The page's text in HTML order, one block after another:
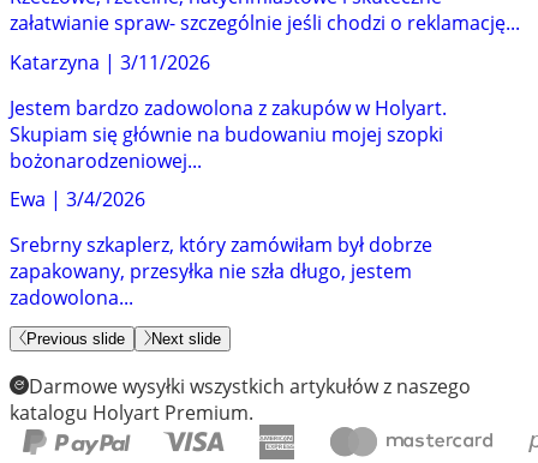
załatwianie spraw- szczególnie jeśli chodzi o reklamację...
Katarzyna | 3/11/2026
Jestem bardzo zadowolona z zakupów w Holyart.
Skupiam się głównie na budowaniu mojej szopki
bożonarodzeniowej...
Ewa | 3/4/2026
Srebrny szkaplerz, który zamówiłam był dobrze
zapakowany, przesyłka nie szła długo, jestem
zadowolona...
Previous slide Next slide
Darmowe wysyłki wszystkich artykułów z naszego
katalogu Holyart Premium.